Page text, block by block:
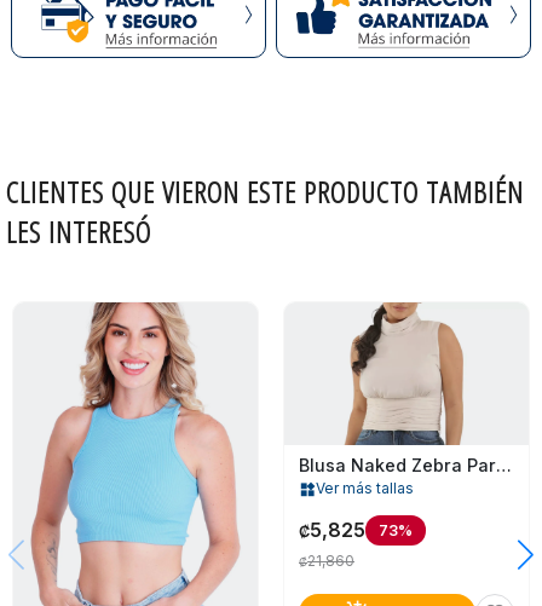
CLIENTES QUE VIERON ESTE PRODUCTO TAMBIÉN
LES INTERESÓ
Blusa Naked Zebra Para Mujer
widgetsVer más tallas
₡5,825 73%
₡21,860